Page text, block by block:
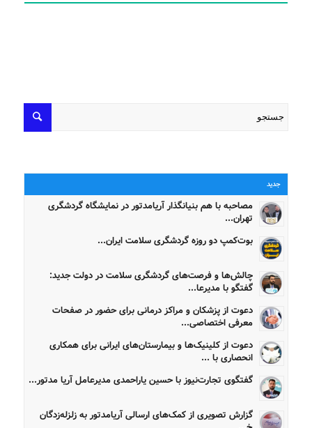
جدید
مصاحبه با هم بنیانگذار آریامدتور در نمایشگاه گردشگری
تهران...
بوت‌کمپ دو روزه گردشگری سلامت ایران...
چالش‌ها و فرصت‌های گردشگری سلامت در دولت جدید:
گفتگو با مدیرعا...
دعوت از پزشکان و مراکز درمانی برای حضور در صفحات
معرفی اختصاصی...
دعوت از کلینیک‌ها و بیمارستان‌های ایرانی برای همکاری
انحصاری با ...
گفتگوی تجارت‌نیوز با حسین یاراحمدی مدیرعامل آریا مدتور...
گزارش تصویری از کمک‌های ارسالی آریامدتور به زلزله‌زدگان